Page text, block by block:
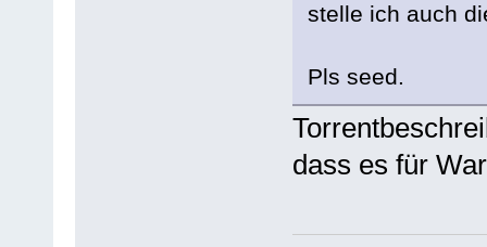
stelle ich auch
Pls seed.
dass es für